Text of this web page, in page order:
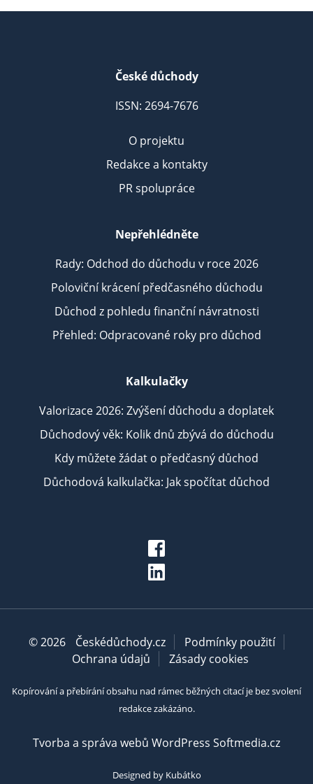
České důchody
ISSN: 2694-7676
O projektu
Redakce a kontakty
PR spolupráce
Nepřehlédněte
Rady: Odchod do důchodu v roce 2026
Poloviční krácení předčasného důchodu
Důchod z pohledu finanční návratnosti
Přehled: Odpracované roky pro důchod
Kalkulačky
Valorizace 2026: Zvýšení důchodu a doplatek
Důchodový věk: Kolik dnů zbývá do důchodu
Kdy můžete žádat o předčasný důchod
Důchodová kalkulačka: Jak spočítat důchod
© 2026 Českédůchody.cz
Podmínky použití
Ochrana údajů
Zásady cookies
Kopírování a přebírání obsahu nad rámec běžných citací je bez svolení
redakce zakázáno.
Tvorba a správa webů WordPress Softmedia.cz
Designed by Kubátko